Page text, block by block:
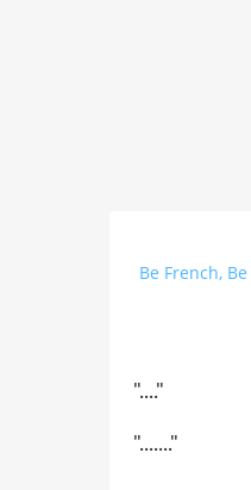
Be French,
"...."
"......."